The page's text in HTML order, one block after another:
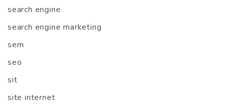
search engine
search engine marketing
sem
seo
sit
site internet